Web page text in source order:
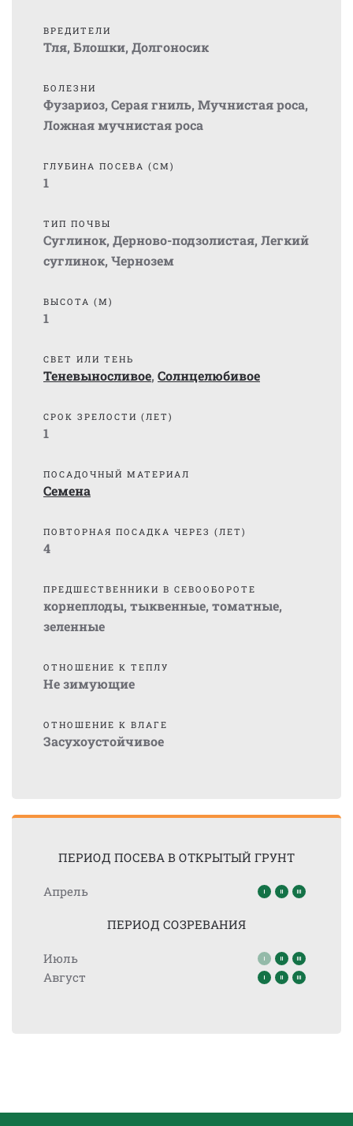
ВРЕДИТЕЛИ
Тля, Блошки, Долгоносик
БОЛЕЗНИ
Фузариоз, Серая гниль, Мучнистая роса,
Ложная мучнистая роса
ГЛУБИНА ПОСЕВА (СМ)
1
ТИП ПОЧВЫ
Суглинок, Дерново-подзолистая, Легкий
суглинок, Чернозем
ВЫСОТА (М)
1
СВЕТ ИЛИ ТЕНЬ
Теневыносливое, Солнцелюбивое
СРОК ЗРЕЛОСТИ (ЛЕТ)
1
ПОСАДОЧНЫЙ МАТЕРИАЛ
Семена
ПОВТОРНАЯ ПОСАДКА ЧЕРЕЗ (ЛЕТ)
4
ПРЕДШЕСТВЕННИКИ В СЕВООБОРОТЕ
корнеплоды, тыквенные, томатные,
зеленные
ОТНОШЕНИЕ К ТЕПЛУ
Не зимующие
ОТНОШЕНИЕ К ВЛАГЕ
Засухоустойчивое
ПЕРИОД ПОСЕВА В ОТКРЫТЫЙ ГРУНТ
Апрель
ПЕРИОД СОЗРЕВАНИЯ
Июль
Август